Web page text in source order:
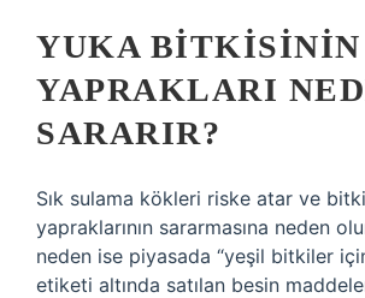
YUKA BITKISININ
YAPRAKLARI
SARARIR?
Sık sulama kökleri riske atar ve
yapraklarının sararmasına neden
neden ise piyasada “yeşil bitkiler
etiketi altında satılan besin